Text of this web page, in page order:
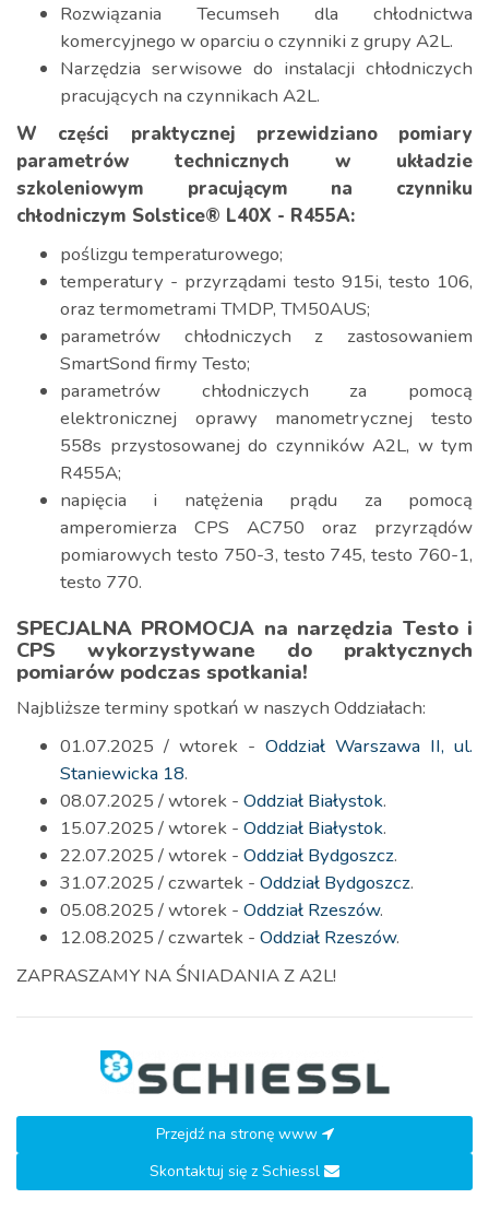
Rozwiązania Tecumseh dla chłodnictwa
komercyjnego w oparciu o czynniki z grupy A2L.
Narzędzia serwisowe do instalacji chłodniczych
pracujących na czynnikach A2L.
W części praktycznej przewidziano pomiary
parametrów technicznych w układzie
szkoleniowym pracującym na czynniku
chłodniczym Solstice® L40X - R455A:
poślizgu temperaturowego;
temperatury - przyrządami testo 915i, testo 106,
oraz termometrami TMDP, TM50AUS;
parametrów chłodniczych z zastosowaniem
SmartSond firmy Testo;
parametrów chłodniczych za pomocą
elektronicznej oprawy manometrycznej testo
558s przystosowanej do czynników A2L, w tym
R455A;
napięcia i natężenia prądu za pomocą
amperomierza CPS AC750 oraz przyrządów
pomiarowych testo 750-3, testo 745, testo 760-1,
testo 770.
SPECJALNA PROMOCJA na narzędzia Testo i
CPS wykorzystywane do praktycznych
pomiarów podczas spotkania!
Najbliższe terminy spotkań w naszych Oddziałach:
01.07.2025 / wtorek - Oddział Warszawa II, ul.
Staniewicka 18.
08.07.2025 / wtorek - Oddział Białystok.
15.07.2025 / wtorek - Oddział Białystok.
22.07.2025 / wtorek - Oddział Bydgoszcz.
31.07.2025 / czwartek - Oddział Bydgoszcz.
05.08.2025 / wtorek - Oddział Rzeszów.
12.08.2025 / czwartek - Oddział Rzeszów.
ZAPRASZAMY NA ŚNIADANIA Z A2L!
Przejdź na stronę www
Skontaktuj się z Schiessl